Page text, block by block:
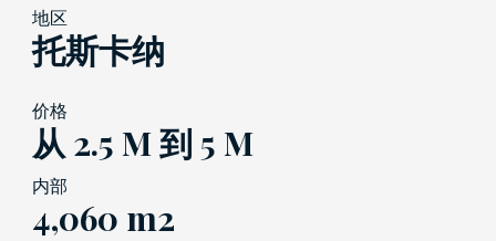
地区
托斯卡纳
价格
从 2.5 M 到 5 M
内部
4,060 m2